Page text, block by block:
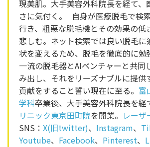
現美肌。大手美容外科院長を経て、
さに気付く。 自身が医療脱毛で検
行き、粗悪な脱毛機とその効果の低
悲しむ。ネット検索では良い脱毛に
状を変えるため、脱毛を徹底的に勉
一流の脱毛器とAIベンチャーと共同
み出し、それをリーズナブルに提供
貢献をすること誓い現在に至る。 富
学科卒業後、大手美容外科院長を経
リニック東京田町院を開業。 レーザ
SNS： X(旧twitter)、 Instagram、
Youtube、 Facebook、 Pinterest、